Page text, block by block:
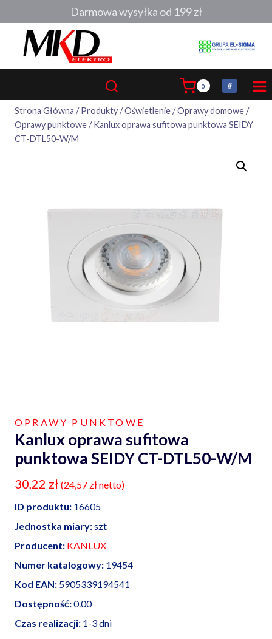
do
0
Strona Główna / Produkty/Oświetlenie/Oprawy domowe/
Oprawy punktowe/ Kanlux oprawa sufitowa punktowa SEIDY
CT-DTL50-W/M
OPRAWY PUNKTOWE
Kanlux oprawa sufitowa
punktowa SEIDY CT-DTL50-W/M
30,22 zł (24,57 złnetto)
ID produktu: 16605
Jednostka miary:szt
Producent: KANLUX
Numer katalogowy: 19454
Kod EAN: 5905339194541
Dostępność:0.00
Czas realizacji: 1-3 dni
Darmowa wysyłka od 199 zł